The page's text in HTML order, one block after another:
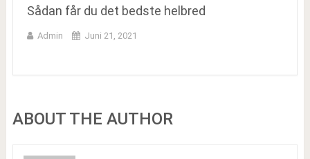
Sådan får du det bedste helbred
Admin Juni 21, 2021
ABOUT THE AUTHOR